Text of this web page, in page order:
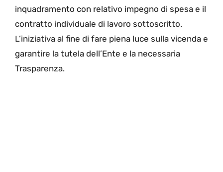
inquadramento con relativo impegno di spesa e il
contratto individuale di lavoro sottoscritto.
L’iniziativa al fine di fare piena luce sulla vicenda e
garantire la tutela dell’Ente e la necessaria
Trasparenza.